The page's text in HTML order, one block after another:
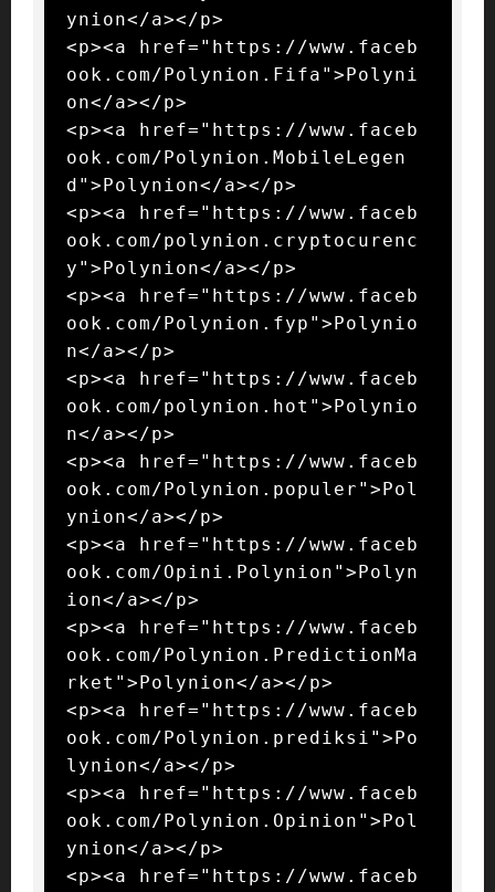
ynion</a></p>
<p><a href="https://www.faceb
ook.com/Polynion.Fifa">Polyni
on</a></p>
<p><a href="https://www.faceb
ook.com/Polynion.MobileLegen
d">Polynion</a></p>
<p><a href="https://www.faceb
ook.com/polynion.cryptocurenc
y">Polynion</a></p>
<p><a href="https://www.faceb
ook.com/Polynion.fyp">Polynio
n</a></p>
<p><a href="https://www.faceb
ook.com/polynion.hot">Polynio
n</a></p>
<p><a href="https://www.faceb
ook.com/Polynion.populer">Pol
ynion</a></p>
<p><a href="https://www.faceb
ook.com/Opini.Polynion">Polyn
ion</a></p>
<p><a href="https://www.faceb
ook.com/Polynion.PredictionMa
rket">Polynion</a></p>
<p><a href="https://www.faceb
ook.com/Polynion.prediksi">Po
lynion</a></p>
<p><a href="https://www.faceb
ook.com/Polynion.Opinion">Pol
ynion</a></p>
<p><a href="https://www.faceb